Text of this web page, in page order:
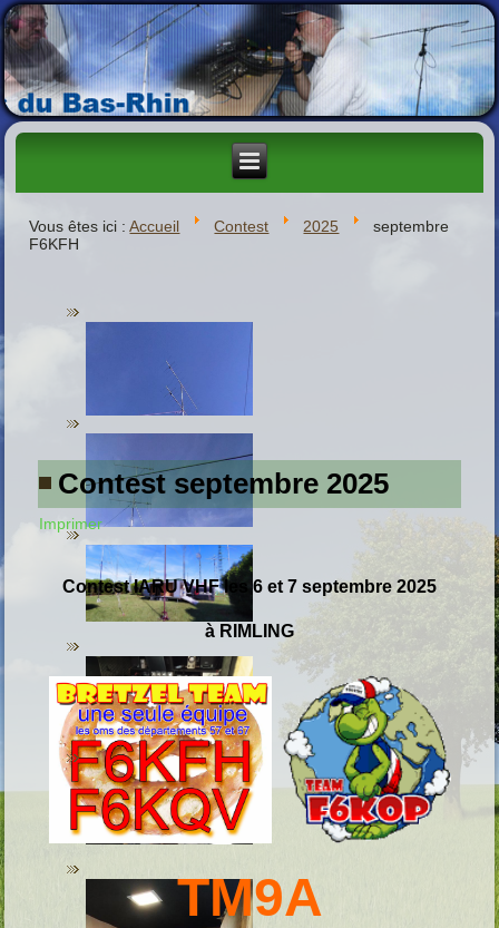
Vous êtes ici :Accueil Contest 2025
septembre
F6KFH
Contest septembre 2025
Imprimer
ContestIARU VHF les 6 et 7 septembre 2025
à RIMLING
TM9A